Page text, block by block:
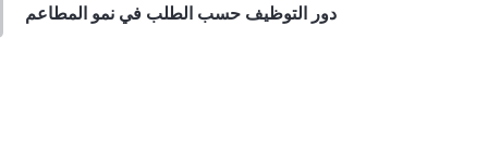
دور التوظيف حسب الطلب في نمو المطاعم